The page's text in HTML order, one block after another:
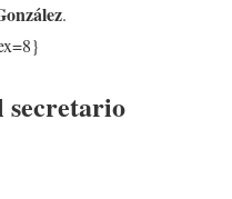
.
secretario